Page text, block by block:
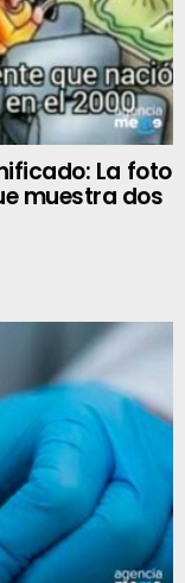
La foto
muestra dos